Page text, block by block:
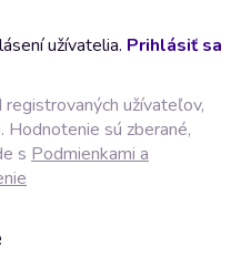
užívatelia. Prihlásiť sa
užívateľov,
Hodnotenie sú zberané,
s Podmienkami a